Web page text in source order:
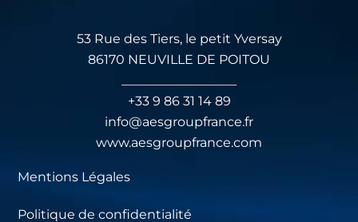
53 Rue des Tiers, le petit Yversay
86170 NEUVILLE DE POITOU
+33 9 86 31 14 89
info@aesgroupfrance.fr
www.aesgroupfrance.com
Mentions Légales
Politique de confidentialité